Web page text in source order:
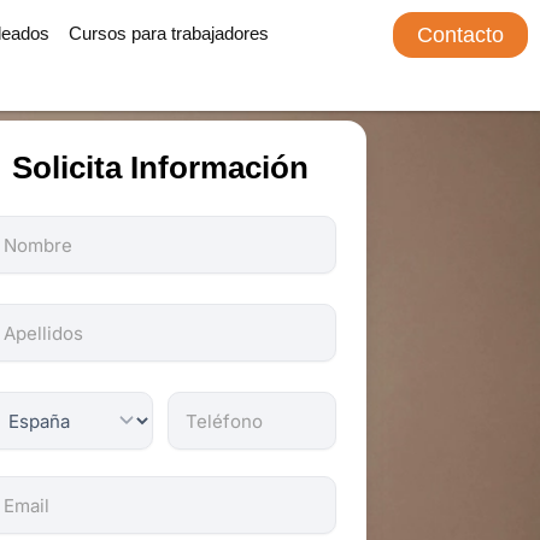
Cursos para trabajadores Contacto
Solicita Información